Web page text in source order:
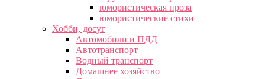
юмористическая проза
юмористические стихи
Хобби, досуг
Автомобили и ПДД
Автотранспорт
Водный транспорт
Домашнее хозяйство